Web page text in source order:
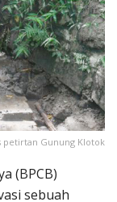
petirtan Gunung Klotok
(BPCB)
sebuah